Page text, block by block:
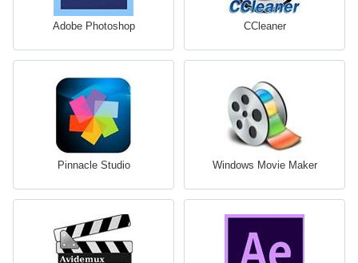
Adobe Photoshop CCleaner
Pinnacle Studio Windows Movie Maker